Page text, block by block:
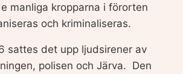
manliga kropparna i förorten
och kriminaliseras.
sattes det upp ljudsirener av
polisen och Järva. Den